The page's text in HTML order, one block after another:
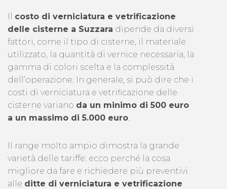
Il costo di verniciatura e vetrificazione
delle cisterne a Suzzara dipende da diversi
fattori, come il tipo di cisterne, il materiale
utilizzato, la quantità di vernice necessaria, la
gamma di colori scelta e la complessità
dell’operazione. In generale, si può dire che i
costi di verniciatura e vetrificazione delle
cisterne variano da un minimo di 500 euro
a un massimo di 5.000 euro
Il range molto ampio dimostra la grande
varietà delle tariffe: ecco perché la cosa
migliore da fare e richiedere più preventivi
alle ditte di verniciatura e vetrificazione